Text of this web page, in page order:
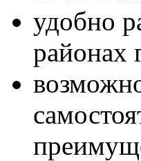
удобно
районах